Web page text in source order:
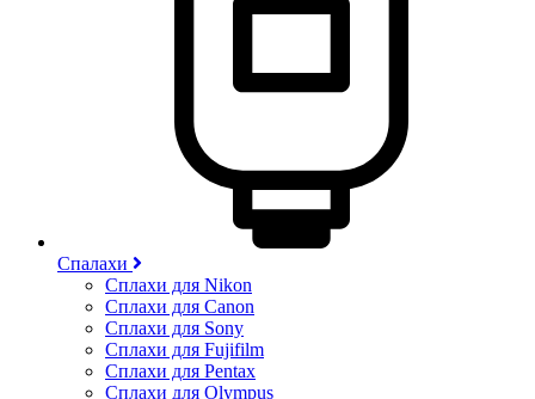
Спалахи
Сплахи для Nikon
Сплахи для Canon
Сплахи для Sony
Сплахи для Fujifilm
Сплахи для Pentax
Сплахи для Olympus